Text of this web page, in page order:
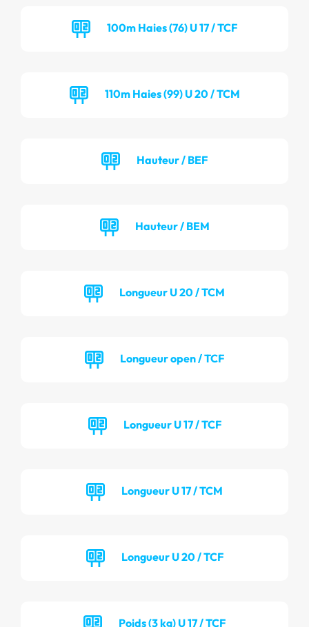
100m Haies (76) U 17 / TCF
110m Haies (99) U 20 / TCM
Hauteur / BEF
Hauteur / BEM
Longueur U 20 / TCM
Longueur open / TCF
Longueur U 17 / TCF
Longueur U 17 / TCM
Longueur U 20 / TCF
Poids (3 kg) U 17 / TCF